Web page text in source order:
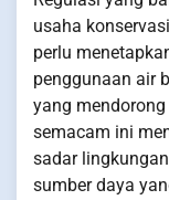
usaha
perlu
penggunaan air
yang
semacam ini
sadar
sumber daya